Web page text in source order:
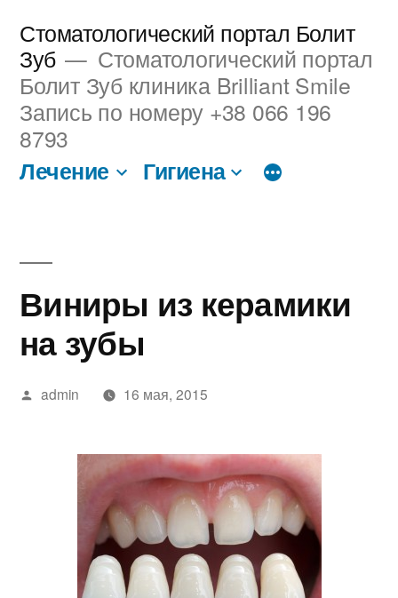
содержимому
Стоматологический портал Болит
Зуб
Стоматологический портал
Болит Зуб клиника Brilliant Smile
Запись по номеру +38 066 196
8793
Лечение Гигиена
Виниры из керамики
на зубы
Написано
admin 16 мая, 2015